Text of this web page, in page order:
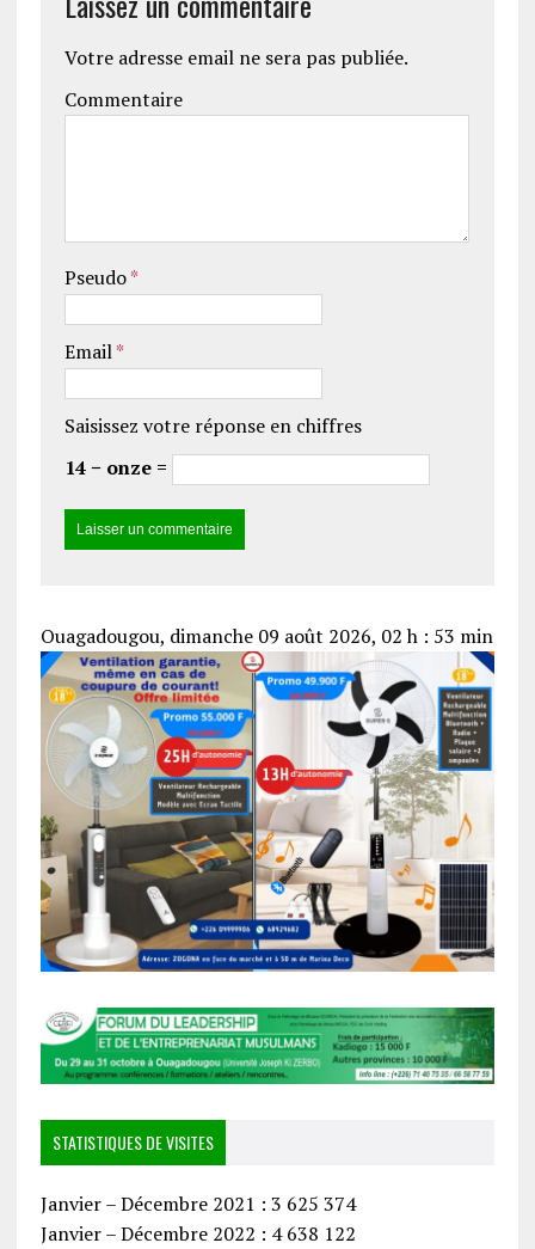
Votre adresse email ne sera pas publiée.
Commentaire
Pseudo*
Email*
Saisissez votre réponse en chiffres
14 − onze =
Ouagadougou, dimanche 09 août 2026, 02 h : 53 min
STATISTIQUES DE VISITES
Janvier – Décembre 2021 : 3 625 374
Janvier – Décembre 2022 : 4 638 122